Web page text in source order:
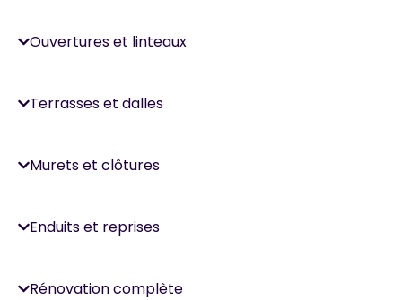
Ouvertures et linteaux
Terrasses et dalles
Murets et clôtures
Enduits et reprises
Rénovation complète